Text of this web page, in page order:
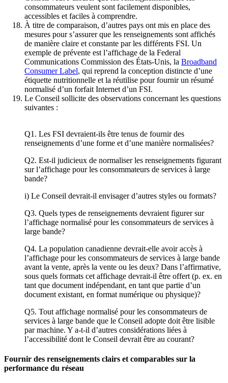
consommateurs veulent sont facilement disponibles,
accessibles et faciles à comprendre.
À titre de comparaison, d’autres pays ont mis en place des
mesures pour s’assurer que les renseignements sont affichés
de manière claire et constante par les différents FSI. Un
exemple de prévente est l’affichage de la Federal
Communications Commission des États-Unis, la Broadband
Consumer Label, qui reprend la conception distincte d’une
étiquette nutritionnelle et la réutilise pour fournir un résumé
normalisé d’un forfait Internet d’un FSI.
Le Conseil sollicite des observations concernant les questions
suivantes :
Q1. Les FSI devraient-ils être tenus de fournir des
renseignements d’une forme et d’une manière normalisées?
Q2. Est-il judicieux de normaliser les renseignements figurant
sur l’affichage pour les consommateurs de services à large
bande?
i) Le Conseil devrait-il envisager d’autres styles ou formats?
Q3. Quels types de renseignements devraient figurer sur
l’affichage normalisé pour les consommateurs de services à
large bande?
Q4. La population canadienne devrait-elle avoir accès à
l’affichage pour les consommateurs de services à large bande
avant la vente, après la vente ou les deux? Dans l’affirmative,
sous quels formats cet affichage devrait-il être offert (p. ex. en
tant que document indépendant, en tant que partie d’un
document existant, en format numérique ou physique)?
Q5. Tout affichage normalisé pour les consommateurs de
services à large bande que le Conseil adopte doit être lisible
par machine. Y a-t-il d’autres considérations liées à
l’accessibilité dont le Conseil devrait être au courant?
Fournir des renseignements clairs et comparables sur la
performance du réseau